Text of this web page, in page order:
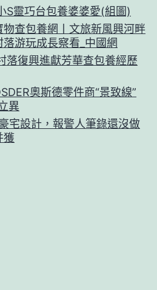
S靈巧台包養婆婆愛(組圖)
查包養網丨文旅新風興河畔
游玩成長察看_中國網
落復興進獻芳華查包養經歷
奧斯德零件商“景致線”
異
宅設計，報警人筆錄還沒做
獲